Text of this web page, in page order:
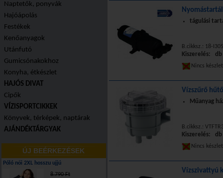
Naptetők, ponyvák
Hajóápolás
Festékek
Kenőanyagok
Utánfutó
Gumicsónakokhoz
Konyha, étkészlet
HAJÓS DIVAT
Cipők
VÍZISPORTCIKKEK
Könyvek, térképek, naptárak
AJÁNDÉKTÁRGYAK
ÚJ BEÉRKEZÉSEK
Póló női 2XL hosszu ujjú
8.790 Ft
tágulási
B.cikksz.: 18-
Kiszerelés: db
Nincs
Vízszűrő
Műanyag
B.cikksz.:
Kiszerelés: db
Nincs
Vízszivattyú